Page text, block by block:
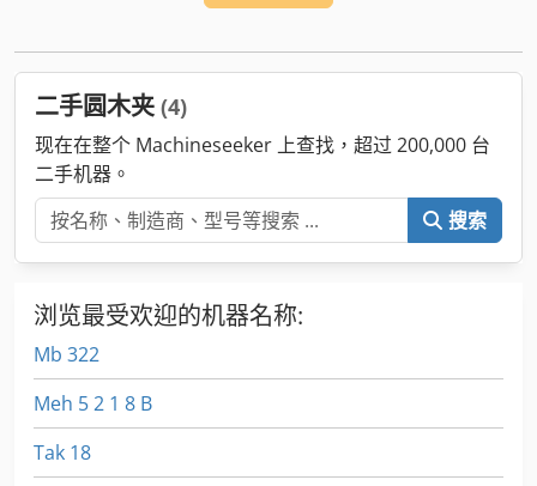
二手圆木夹 (4)
现在在整个 Machineseeker 上查找，超过 200,000 台
二手机器。
搜索
浏览最受欢迎的机器名称:
Mb 322
Meh 5 2 1 8 B
Tak 18